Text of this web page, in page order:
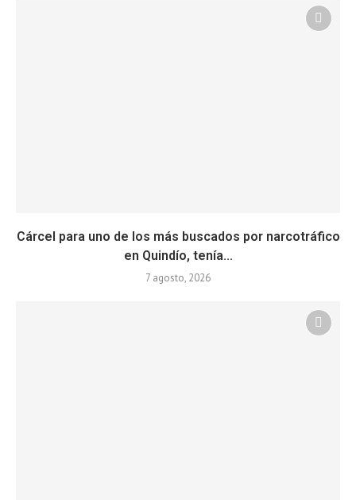
Cárcel para uno de los más buscados por narcotráfico
en Quindío, tenía...
7 agosto, 2026